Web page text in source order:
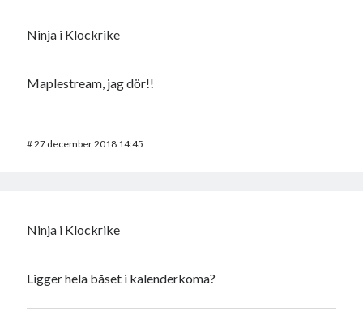
Ninja i Klockrike
Maplestream, jag dör!!
#27 december 2018 14:45
Ninja i Klockrike
Ligger hela båset i kalenderkoma?